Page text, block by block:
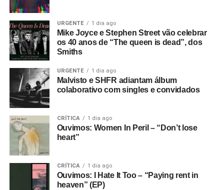
URGENTE 1 dia ago
Mike Joyce e Stephen Street vão celebrar
os 40 anos de “The queen is dead”, dos
Smiths
URGENTE 1 dia ago
Malvisto e SHFR adiantam álbum
colaborativo com singles e convidados
CRÍTICA 1 dia ago
Ouvimos: Women In Peril – “Don’t lose
heart”
CRÍTICA 1 dia ago
Ouvimos: I Hate It Too – “Paying rent in
heaven” (EP)